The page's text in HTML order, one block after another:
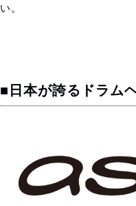
い。
■日本が誇るドラム